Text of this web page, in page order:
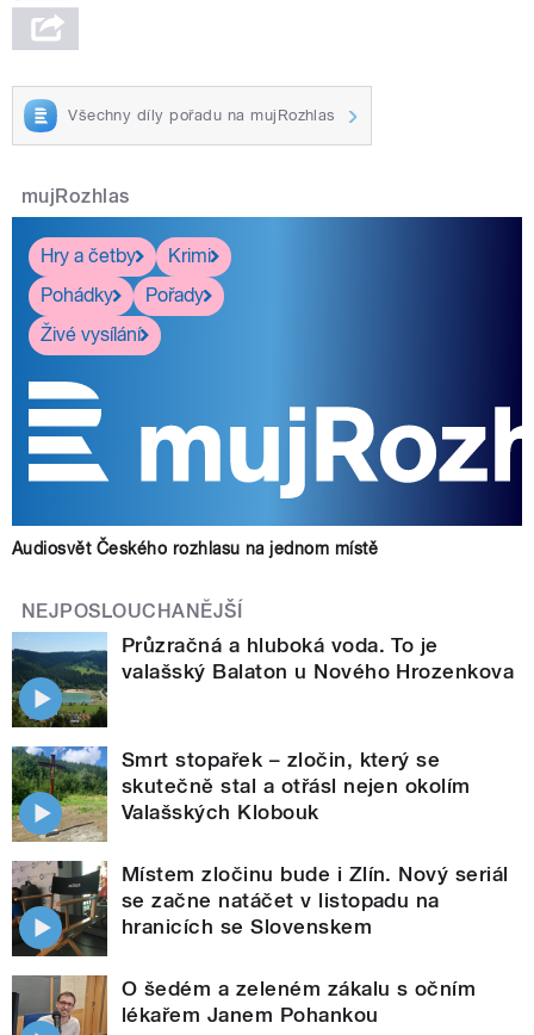
Všechny díly pořadu na mujRozhlas
mujRozhlas
Hry a četby
Krimi
Pohádky
Pořady
Živé vysílání
Audiosvět Českého rozhlasu na jednom místě
NEJPOSLOUCHANĚJŠÍ
Průzračná a hluboká voda. To je
valašský Balaton u Nového Hrozenkova
Smrt stopařek – zločin, který se
skutečně stal a otřásl nejen okolím
Valašských Klobouk
Místem zločinu bude i Zlín. Nový seriál
se začne natáčet v listopadu na
hranicích se Slovenskem
O šedém a zeleném zákalu s očním
lékařem Janem Pohankou